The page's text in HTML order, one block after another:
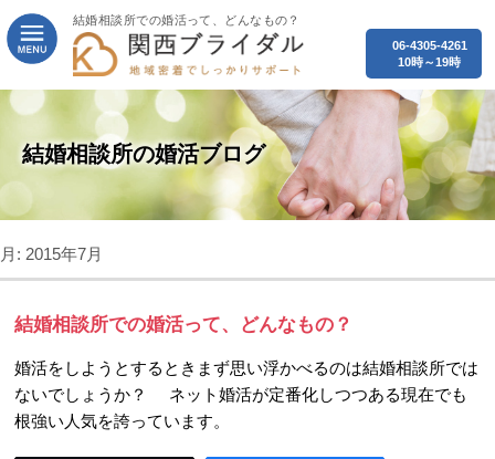
結婚相談所での婚活って、どんなもの？
06-4305-4261
10時～19時
結婚相談所の婚活ブログ
月: 2015年7月
結婚相談所での婚活って、どんなもの？
婚活をしようとするときまず思い浮かべるのは結婚相談所では
ないでしょうか？ ネット婚活が定番化しつつある現在でも
根強い人気を誇っています。